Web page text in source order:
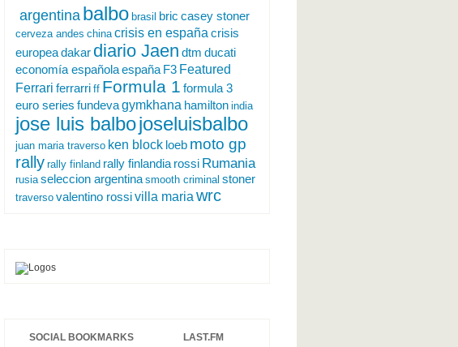
argentina balbo brasil bric casey stoner
cerveza andes china crisis en españa crisis
europeadakar diario Jaen dtm ducati
economía españolaespaña F3 Featured
Ferrari ferrarri ff Formula 1 formula 3
euro series fundevagymkhana hamilton india
jose luis balbojoseluisbalbo
juan maria traverso ken block loeb moto gp
rally rally finland rally finlandia rossi Rumania
rusia seleccion argentina smooth criminal stoner
traverso valentino rossivilla maria wrc
SOCIAL BOOKMARKS LAST.FM